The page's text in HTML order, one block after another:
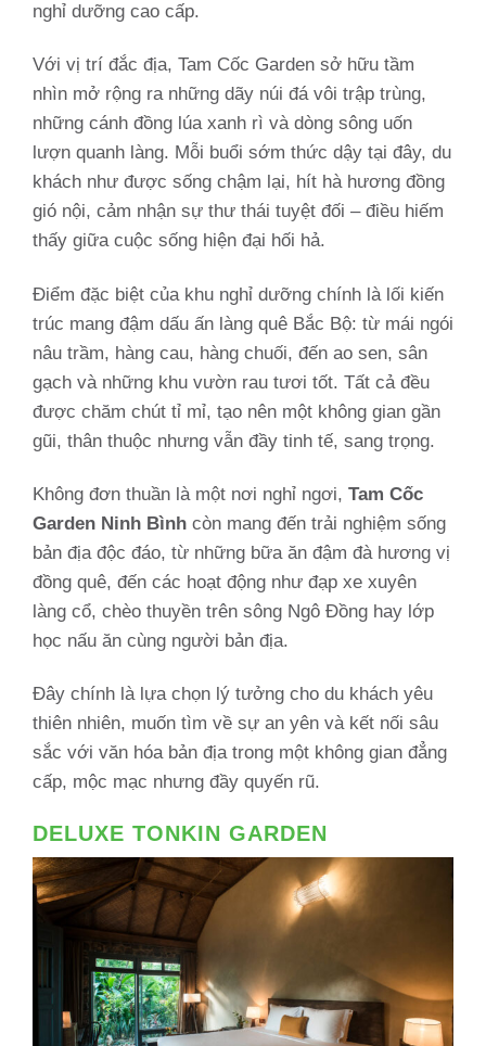
nghỉ dưỡng cao cấp.
Với vị trí đắc địa, Tam Cốc Garden sở hữu tầm
nhìn mở rộng ra những dãy núi đá vôi trập trùng,
những cánh đồng lúa xanh rì và dòng sông uốn
lượn quanh làng. Mỗi buổi sớm thức dậy tại đây, du
khách như được sống chậm lại, hít hà hương đồng
gió nội, cảm nhận sự thư thái tuyệt đối – điều hiếm
thấy giữa cuộc sống hiện đại hối hả.
Điểm đặc biệt của khu nghỉ dưỡng chính là lối kiến
trúc mang đậm dấu ấn làng quê Bắc Bộ: từ mái ngói
nâu trầm, hàng cau, hàng chuối, đến ao sen, sân
gạch và những khu vườn rau tươi tốt. Tất cả đều
được chăm chút tỉ mỉ, tạo nên một không gian gần
gũi, thân thuộc nhưng vẫn đầy tinh tế, sang trọng.
Không đơn thuần là một nơi nghỉ ngơi, Tam Cốc
Garden Ninh Bình còn mang đến trải nghiệm sống
bản địa độc đáo, từ những bữa ăn đậm đà hương vị
đồng quê, đến các hoạt động như đạp xe xuyên
làng cổ, chèo thuyền trên sông Ngô Đồng hay lớp
học nấu ăn cùng người bản địa.
Đây chính là lựa chọn lý tưởng cho du khách yêu
thiên nhiên, muốn tìm về sự an yên và kết nối sâu
sắc với văn hóa bản địa trong một không gian đẳng
cấp, mộc mạc nhưng đầy quyến rũ.
DELUXE TONKIN GARDEN